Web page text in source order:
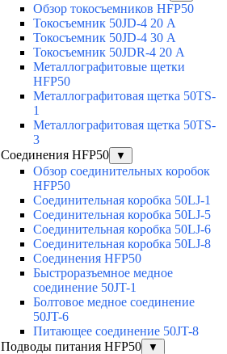
Обзор токосъемников HFP50
Токосъемник 50JD-4 20 А
Токосъемник 50JD-4 30 А
Токосъемник 50JDR-4 20 А
Металлографитовые щетки
HFP50
Металлографитовая щетка 50TS-
1
Металлографитовая щетка 50TS-
3
Соединения HFP50
▼
Обзор соединительных коробок
HFP50
Соединительная коробка 50LJ-1
Соединительная коробка 50LJ-5
Соединительная коробка 50LJ-6
Соединительная коробка 50LJ-8
Соединения HFP50
Быстроразъемное медное
соединение 50JT-1
Болтовое медное соединение
50JT-6
Питающее соединение 50JT-8
Подводы питания HFP50
▼